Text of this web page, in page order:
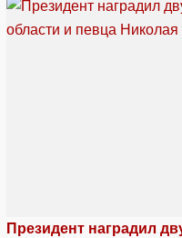
Президент наградил